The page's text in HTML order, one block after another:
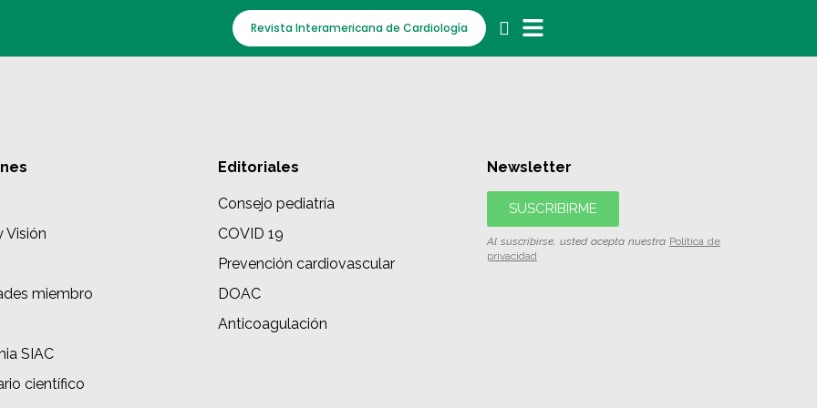
Revista Interamericana de Cardiología
Visión
miembro
SIAC
científico
Editoriales
Consejo pediatría
COVID 19
Prevención cardiovascular
DOAC
Anticoagulación
Newsletter
SUSCRIBIRME
Al suscribirse, usted acepta nuestra Política de
privacidad